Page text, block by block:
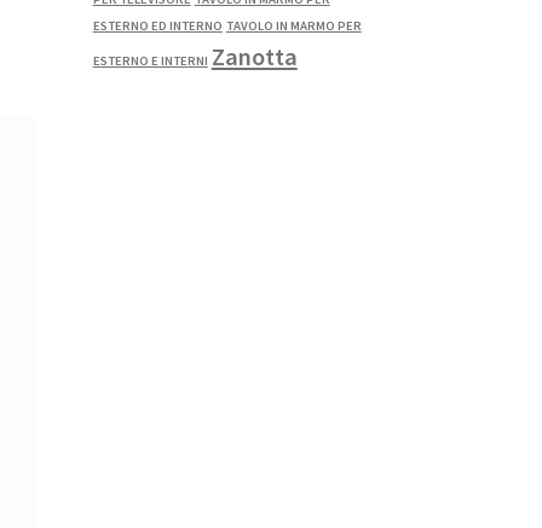
ESTERNO ED INTERNO TAVOLO IN MARMO PER
ESTERNO E INTERNI Zanotta